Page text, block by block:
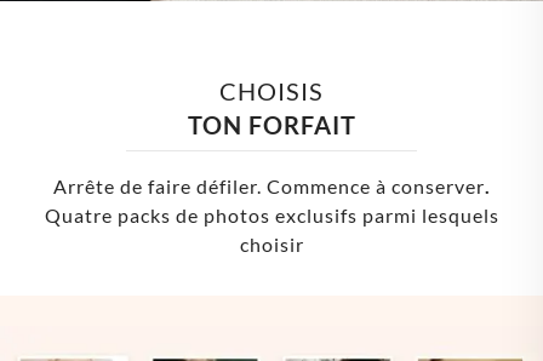
CHOISIS
TON FORFAIT
Arrête de faire défiler. Commence à conserver.
Quatre packs de photos exclusifs parmi lesquels
choisir